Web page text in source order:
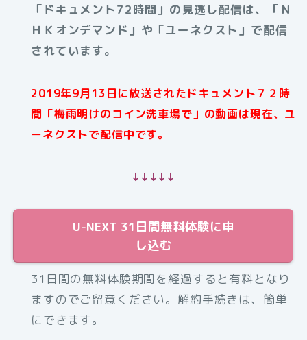
「ドキュメント72時間」の見逃し配信は、「Ｎ
ＨＫオンデマンド」や「ユーネクスト」で配信
されています。
2019年9月13日に放送されたドキュメント７２時
間「梅雨明けのコイン洗車場で」の動画は現在、ユ
ーネクストで配信中です。
↓↓↓↓↓
U-NEXT 31日間無料体験に申
し込む
31日間の無料体験期間を経過すると有料となり
ますのでご留意ください。解約手続きは、簡単
にできます。